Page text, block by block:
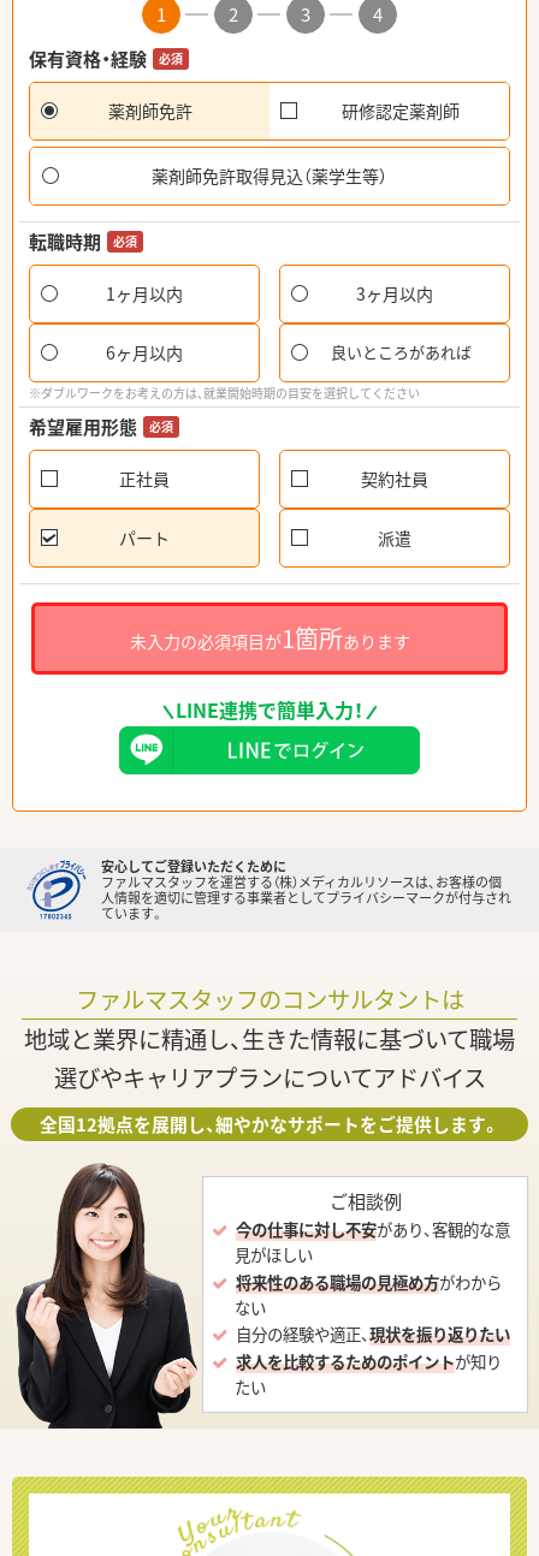
1 2 3
4
保有資格・経験
必須
薬剤師免許 研修認定薬剤師
薬剤師免許取得見込（薬学生等）
転職時期 必須
1ヶ月以内 3ヶ月以内
6ヶ月以内 良いところがあれば
※ダブルワークをお考えの方は、就業開始時期の目安を選択してください
希望雇用形態 必須
正社員 契約社員
パート 派遣
未入力の必須項目が1箇所あります
LINE連携で簡単入力！
安心してご登録いただくために
ファルマスタッフを運営する（株）メディカルリソースは、お客様の個
人情報を適切に管理する事業者としてプライバシーマークが付与され
ています。
ファルマスタッフのコンサルタントは
地域と業界に精通し、生きた情報に基づいて職場
選びやキャリアプランについてアドバイス
全国12拠点を展開し、細やかなサポートをご提供します。
ご相談例
今の仕事に対し不安があり、客観的な意
見がほしい
将来性のある職場の見極め方がわから
ない
自分の経験や適正、現状を振り返りたい
求人を比較するためのポイントが知り
たい